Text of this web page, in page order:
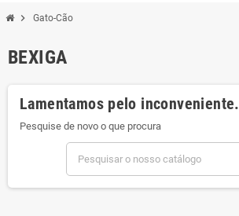
chevron_right Gato-Cão
BEXIGA
Lamentamos pelo inconveniente.
Pesquise de novo o que procura